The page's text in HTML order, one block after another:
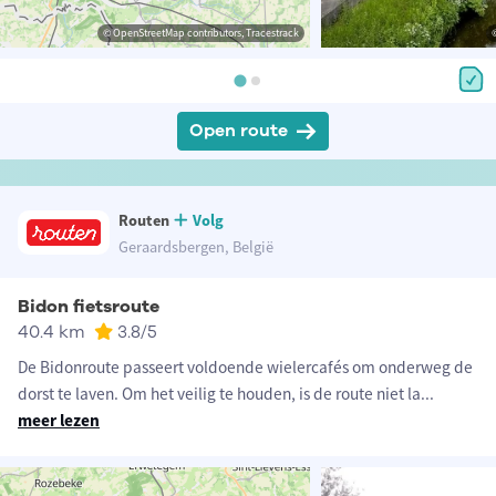
© OpenStreetMap contributors, Tracestrack
Open route
Routen
Volg
Geraardsbergen, België
Bidon fietsroute
40.4 km 3.8/5
De Bidonroute passeert voldoende wielercafés om onderweg de
dorst te laven. Om het veilig te houden, is de route niet la...
meer lezen